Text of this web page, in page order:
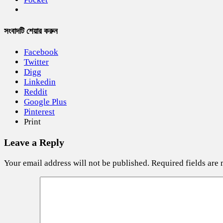
সংবাদটি শেয়ার করুন
Facebook
Twitter
Digg
Linkedin
Reddit
Google Plus
Pinterest
Print
Leave a Reply
Your email address will not be published. Required fields are